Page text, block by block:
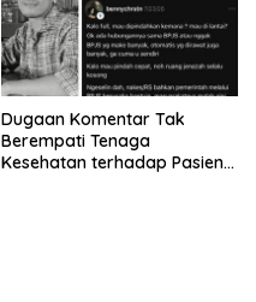
Dugaan Komentar Tak
Berempati Tenaga
Kesehatan terhadap Pasien